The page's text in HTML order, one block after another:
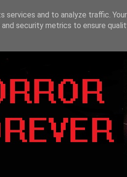
and to analyze traffic.
security metrics to ensure